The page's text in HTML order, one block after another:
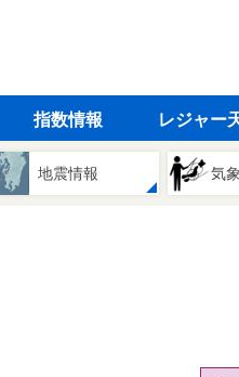
指数情報 レジャー
地震情報 気